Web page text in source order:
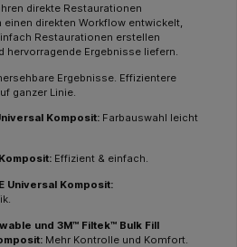
direkte Restaurationen
direkten Workflow entwickelt,
Restaurationen erstellen
hervorragende Ergebnisse liefern.
Ergebnisse. Effizientere
ganzer Linie.
Komposit: Farbauswahl leicht
Effizient & einfach.
Universal Komposit:
und 3M™ Filtek™ Bulk Fill
Mehr Kontrolle und Komfort.